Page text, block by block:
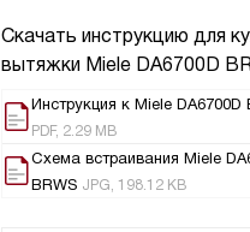
Скачать инструкцию для
вытяжки Miele DA6700D
Инструкция к Miele DA6700D
PDF, 2.29 MB
Схема встраивания Miele
BRWS JPG, 198.12 KB